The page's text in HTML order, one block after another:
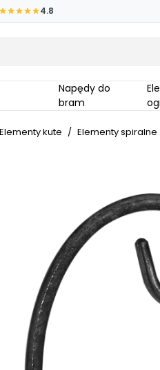
4.8
Napędy do
bram
Elementy bram i
Elementy kute / Elementy spiralne